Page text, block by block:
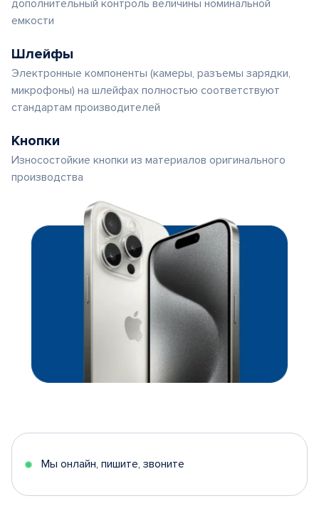
дополнительный контроль величины номинальной
емкости
Шлейфы
Электронные компоненты (камеры, разъемы зарядки,
микрофоны) на шлейфах полностью соответствуют
стандартам производителей
Кнопки
Износостойкие кнопки из материалов оригинального
производства
Мы онлайн, пишите, звоните